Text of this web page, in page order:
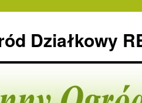
Działkowy